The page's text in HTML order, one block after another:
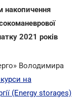
накопичення
2021 років
Володимира
на
(Energy storages)